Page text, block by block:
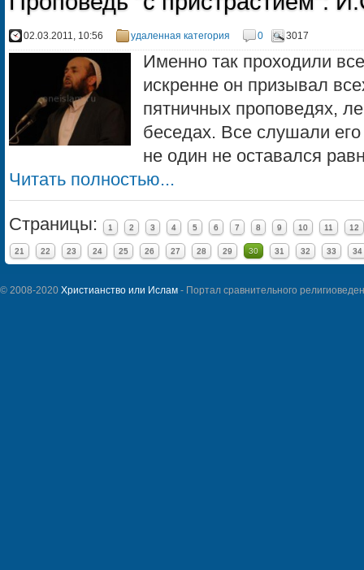
02.03.2011, 10:56 удаленная категория 0 3017
Именно так проходили
искренне он призывал
пятничных проповедях,
беседах. Все слушали
не один не оставался
Читать полностью...
Страницы: 1 2 3 4 5 6 7 8 9 10 11 12
21 22 23 24 25 26 27 28 29 30 31 32 33 34
© 2008-2020 Христианство или Ислам - Портал сравнительного